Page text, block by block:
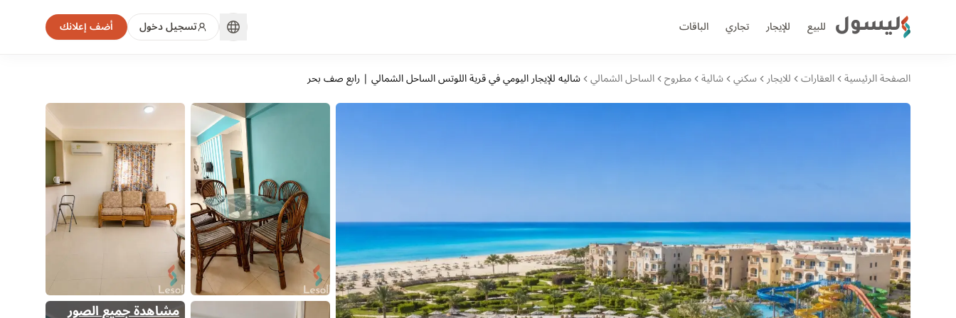
ليسول للبيع للإيجار تجاري الباقات تسجيل دخول أضف إعلانك
الصفحة الرئيسية العقارات للايجار سكني شالية مطروح الساحل الشمالي شاليه للإيجار اليومي في قرية اللوتس الساحل الشمالي | رابع صف بحر
مشاهدة جميع الصور